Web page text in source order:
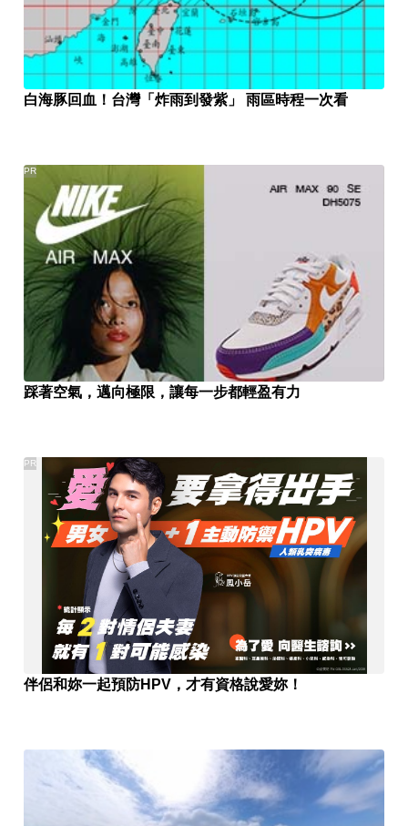
白海豚回血！台灣「炸雨到發紫」 雨區時程一次看
踩著空氣，邁向極限，讓每一步都輕盈有力
PR
伴侶和妳一起預防HPV，才有資格說愛妳！
PR